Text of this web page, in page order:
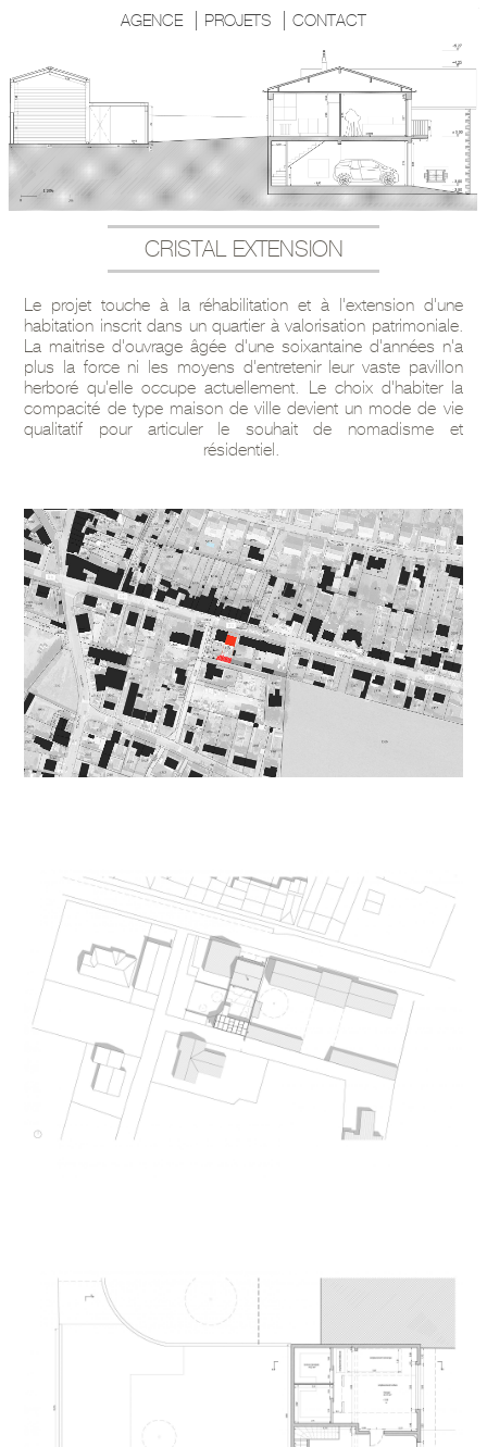
AGENCE PROJETS CONTACT
CRISTAL EXTENSION
Le projet touche à la réhabilitation et à l'extension d'une
habitation inscrit dans un quartier à valorisation patrimoniale.
La maitrise d'ouvrage âgée d'une soixantaine d'années n'a
plus la force ni les moyens d'entretenir leur vaste pavillon
herboré qu'elle occupe actuellement. Le choix d'habiter la
compacité de type maison de ville devient un mode de vie
qualitatif pour articuler le souhait de nomadisme et
résidentiel.